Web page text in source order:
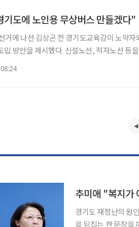
기도에 노인용 무상버스 만들겠다"
거에 나선 김상곤 전 경기도교육감이 노약
등을 공영제로 전환하는 방안도 내놨다. 김 전 교육감은 20일 경기도의회 브
추미애 "복지가
경기도 재정난의 원
을 뒤집는 한 문장을